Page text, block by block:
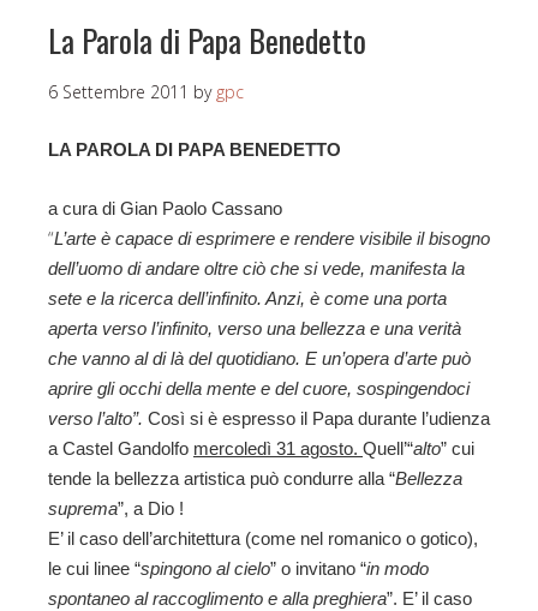
La Parola di Papa Benedetto
6 Settembre 2011 by gpc
LA PAROLA DI PAPA BENEDETTO
a cura di Gian Paolo Cassano
“L’arte è capace di esprimere e rendere visibile il bisogno
dell’uomo di andare oltre ciò che si vede, manifesta la
sete e la ricerca dell’infinito. Anzi, è come una porta
aperta verso l’infinito, verso una bellezza e una verità
che vanno al di là del quotidiano. E un’opera d’arte può
aprire gli occhi della mente e del cuore, sospingendoci
verso l’alto”. Così si è espresso il Papa durante l’udienza
a Castel Gandolfo mercoledì 31 agosto. Quell’“alto” cui
tende la bellezza artistica può condurre alla “Bellezza
suprema”, a Dio !
E’ il caso dell’architettura (come nel romanico o gotico),
le cui linee “spingono al cielo” o invitano “in modo
spontaneo al raccoglimento e alla preghiera”. E’ il caso